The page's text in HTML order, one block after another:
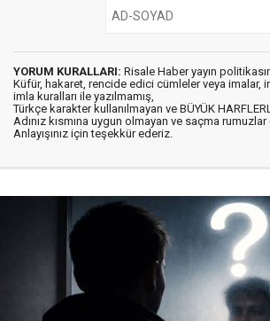
YORUM KURALLARI: Risale Haber yayın
Küfür, hakaret, rencide edici cümleler veya imalar,
imla kuralları ile yazılmamış,
Türkçe karakter kullanılmayan ve BÜYÜK
Adınız kısmına uygun olmayan ve saçma
Anlayışınız için teşekkür ederiz.